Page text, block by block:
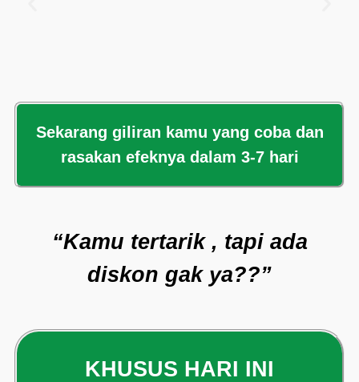
Sekarang giliran kamu yang coba dan
rasakan efeknya dalam 3-7 hari
“Kamu tertarik , tapi ada
diskon gak ya??”
KHUSUS HARI INI